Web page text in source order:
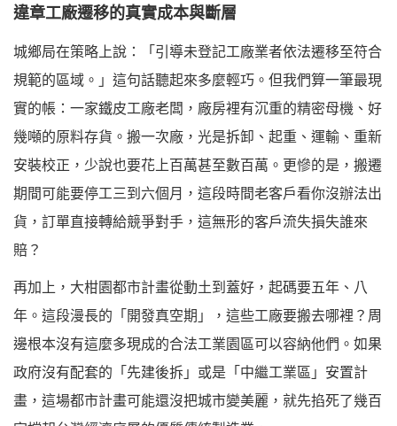
違章工廠遷移的真實成本與斷層
城鄉局在策略上說：「引導未登記工廠業者依法遷移至符合
規範的區域。」這句話聽起來多麼輕巧。但我們算一筆最現
實的帳：一家鐵皮工廠老闆，廠房裡有沉重的精密母機、好
幾噸的原料存貨。搬一次廠，光是拆卸、起重、運輸、重新
安裝校正，少說也要花上百萬甚至數百萬。更慘的是，搬遷
期間可能要停工三到六個月，這段時間老客戶看你沒辦法出
貨，訂單直接轉給競爭對手，這無形的客戶流失損失誰來
賠？
再加上，大柑園都市計畫從動土到蓋好，起碼要五年、八
年。這段漫長的「開發真空期」，這些工廠要搬去哪裡？周
邊根本沒有這麼多現成的合法工業園區可以容納他們。如果
政府沒有配套的「先建後拆」或是「中繼工業區」安置計
畫，這場都市計畫可能還沒把城市變美麗，就先掐死了幾百